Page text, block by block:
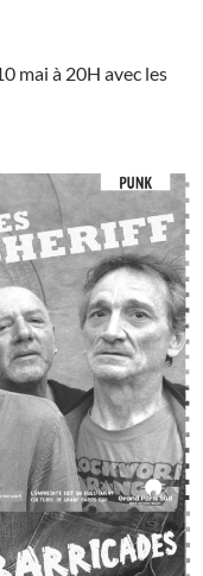
mai à 20H avec les